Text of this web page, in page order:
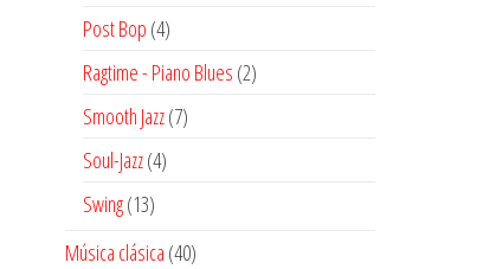
productos
Post Bop 44
productos
Ragtime - Piano Blues 22
Smooth Jazz 77
Soul-Jazz 44
Swing 1313
Música clásica 4040